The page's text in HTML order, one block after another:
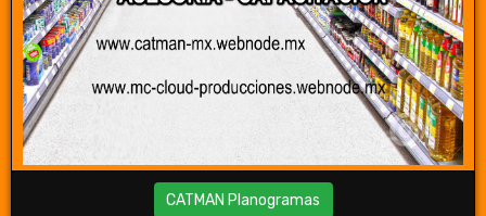
CATMAN Planogramas